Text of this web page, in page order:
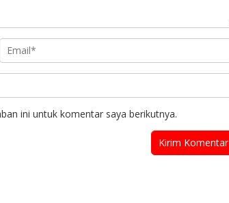
ini untuk komentar saya berikutnya.